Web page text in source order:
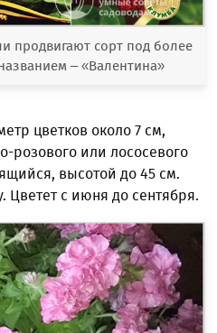
продвигают сорт под более
– «Валентина»
цветков около 7 см,
розового или лососевого
высотой до 45 см.
Цветет с июня до сентября.